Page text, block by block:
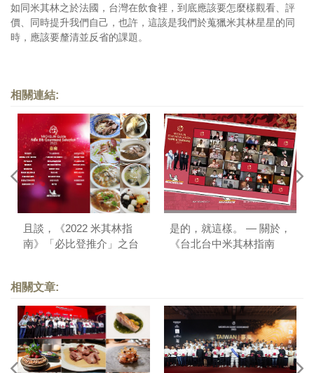
如同米其林之於法國，台灣在飲食裡，到底應該要怎麼樣觀看、評
價、同時提升我們自己，也許，這該是我們於蒐獵米其林星星的同
時，應該要釐清並反省的課題。
相關連結:
且談，《2022 米其林指
南》「必比登推介」之台
是的，就這樣。 — 關於，
《台北台中米其林指南
相關文章: